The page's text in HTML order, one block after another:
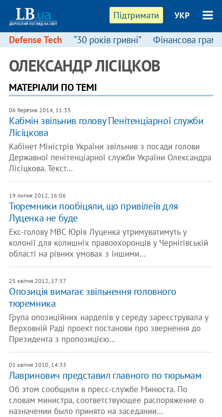
Підтримати УКР
Defense Tech “30 років гривні” Фінансова
ОЛЕКСАНДР ЛІСІЦКОВ
МАТЕРІАЛИ ПО ТЕМІ
06 березня 2014, 11:33
Кабмін звільнив голову Пенітенціарної служби
Лісіцкова
Кабінет Міністрів України звільнив з посади голови
Державної пенітенціарної служби України Олександра
Лісіцкова. Текст…
19 липня 2012, 16:06
Тюремники пообіцяли, що привілеїв для
Луценка не буде
Екс-голову МВС Юрія Луценка утримуватимуть у
колонії для колишніх правоохоронців у Чернігівській
області на рівних умовах з іншими…
25 квітня 2012, 17:57
Опозиція вимагає звільнення головного
тюремника
Група опозиційних нардепів у середу зареєструвала у
Верховній Раді проект постанови про звернення до
Президента з пропозицією…
01 квітня 2010, 14:33
Лавринович представил главного по тюрьмам
Об этом сообщили в пресс-службе Минюста. По
словам министра, соответствующее распоряжение о
назначении было принято на заседании…